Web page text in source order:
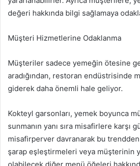
değeri hakkında bilgi sağlamaya
Müşteri Hizmetlerine Odaklanma
Müşteriler sadece yemeğin ötesine
aradığından, restoran endüstrisinde
giderek daha önemli hale geliyor.
Kokteyl garsonları, yemek boyunca
sunmanın yanı sıra misafirlere karşı
misafirperver davranarak bu trendden
şarap eşleştirmeleri veya müşterinin